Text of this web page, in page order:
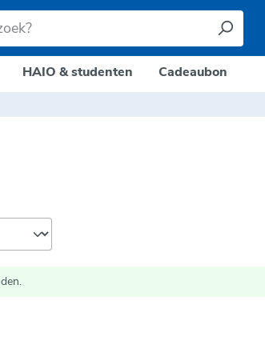
HAIO & studenten Cadeaubon